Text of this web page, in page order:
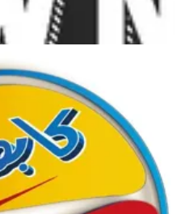
Sabah Al Salem